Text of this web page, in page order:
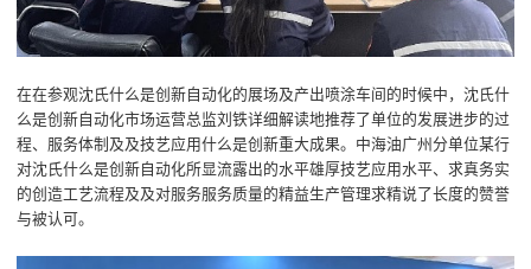
在在参观沈氏什么是创新自动化的展场及产出喷涂车间的时候中，沈氏什
么是创新自动化市场运营总监刘铁详细解读地推荐了单位的发展进步的过
程、服务体制及及技艺应用什么是创新重大成果。中海油广州分单位某行
对沈氏什么是创新自动化所显流露出的水平雄厚技艺应用水平、求真务实
的创造工艺流程及及对服务服务质量的精益生产管理求精说了长度的赞誉
与被认可。